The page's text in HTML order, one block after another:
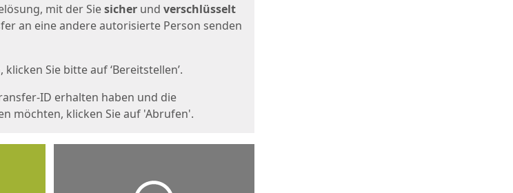
mit der Siesicher und verschlüsselt
an eine andere autorisierte Person senden
Sie bitte auf ‘Bereitstellen’.
ID erhalten haben und die
möchten, klicken Sie auf 'Abrufen'.